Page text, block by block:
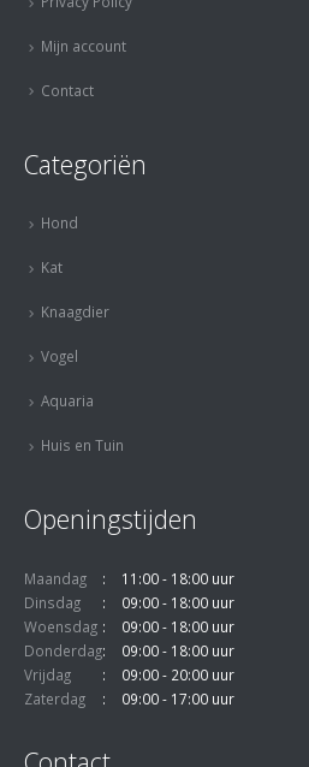
Mijn account
Contact
Categoriën
Hond
Kat
Knaagdier
Vogel
Aquaria
Huis en Tuin
Openingstijden
Maandag
11:00 - 18:00 uur
Dinsdag
09:00 - 18:00 uur
Woensdag
09:00 - 18:00 uur
Donderdag
09:00 - 18:00 uur
Vrijdag
09:00 - 20:00 uur
Zaterdag
09:00 - 17:00 uur